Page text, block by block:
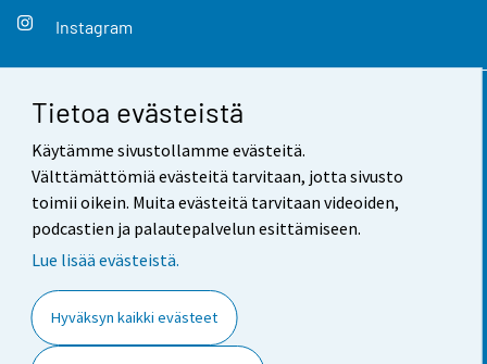
Tietoa evästeistä
Käytämme sivustollamme evästeitä.
Välttämättömiä evästeitä tarvitaan, jotta sivusto
toimii oikein. Muita evästeitä tarvitaan videoiden,
podcastien ja palautepalvelun esittämiseen.
Lue lisää evästeistä.
Hyväksyn kaikki evästeet
Instagram
Yhteystiedot
Palaute
Käyttöehdot
Saavutettavuus
Tietoa sivustosta